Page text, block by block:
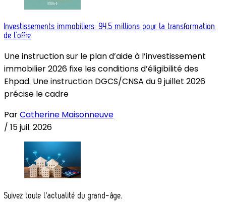
Investissements immobiliers: 94,5 millions pour la transformation
de l’offre
Une instruction sur le plan d’aide à l’investissement
immobilier 2026 fixe les conditions d’éligibilité des
Ehpad. Une instruction DGCS/CNSA du 9 juillet 2026
précise le cadre
ParCatherine Maisonneuve
/ 15 juil. 2026
Suivez toute l'actualité du grand-âge.